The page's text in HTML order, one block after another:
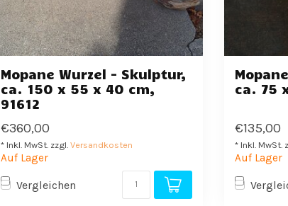
Mopane Wurzel - Skulptur,
ca. 150 x 55 x 40 cm,
91612
€360,00
* Inkl. MwSt. zzgl. Versandkosten
Auf Lager
Vergleichen
ca. 75
€135,00
* Inkl. MwSt.
Auf Lager